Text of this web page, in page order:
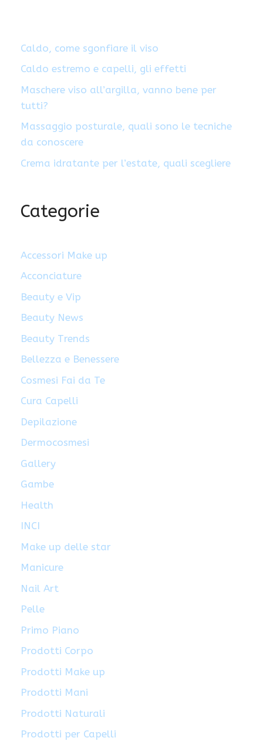
Caldo, come sgonfiare il viso
Caldo estremo e capelli, gli effetti
Maschere viso all’argilla, vanno bene per
tutti?
Massaggio posturale, quali sono le tecniche
da conoscere
Crema idratante per l’estate, quali scegliere
Categorie
Accessori Make up
Acconciature
Beauty e Vip
Beauty News
Beauty Trends
Bellezza e Benessere
Cosmesi Fai da Te
Cura Capelli
Depilazione
Dermocosmesi
Gallery
Gambe
Health
INCI
Make up delle star
Manicure
Nail Art
Pelle
Primo Piano
Prodotti Corpo
Prodotti Make up
Prodotti Mani
Prodotti Naturali
Prodotti per Capelli